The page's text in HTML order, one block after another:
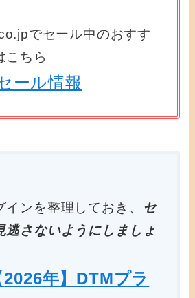
でセール中のおすす
こちら
ール情報
ンを整理しておき、
セ
逃さないようにしましょ
2026年】DTMプラ